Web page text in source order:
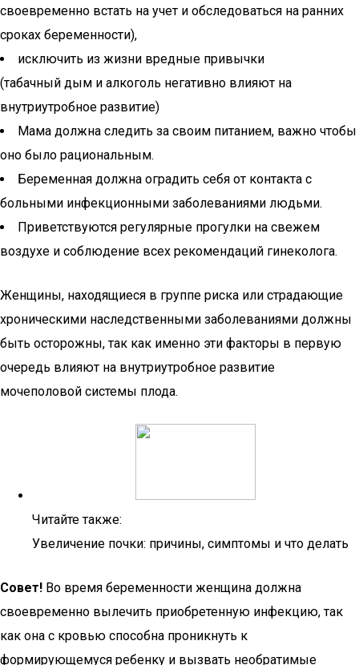
своевременно встать на учет и обследоваться на ранних
сроках беременности),
исключить из жизни вредные привычки
(табачный дым и алкоголь негативно влияют на
внутриутробное развитие)
Мама должна следить за своим питанием, важно чтобы
оно было рациональным.
Беременная должна оградить себя от контакта с
больными инфекционными заболеваниями людьми.
Приветствуются регулярные прогулки на свежем
воздухе и соблюдение всех рекомендаций гинеколога.
Женщины, находящиеся в группе риска или страдающие
хроническими наследственными заболеваниями должны
быть осторожны, так как именно эти факторы в первую
очередь влияют на внутриутробное развитие
мочеполовой системы плода.
Читайте также:
Увеличение почки: причины, симптомы и что делать
Совет! Во время беременности женщина должна
своевременно вылечить приобретенную инфекцию, так
как она с кровью способна проникнуть к
формирующемуся ребенку и вызвать необратимые